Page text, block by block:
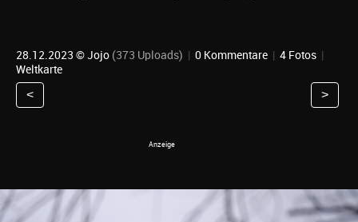
28.12.2023 ©Jojo (373 Uploads) | 0 Kommentare | 4 Fotos |
Weltkarte
< >